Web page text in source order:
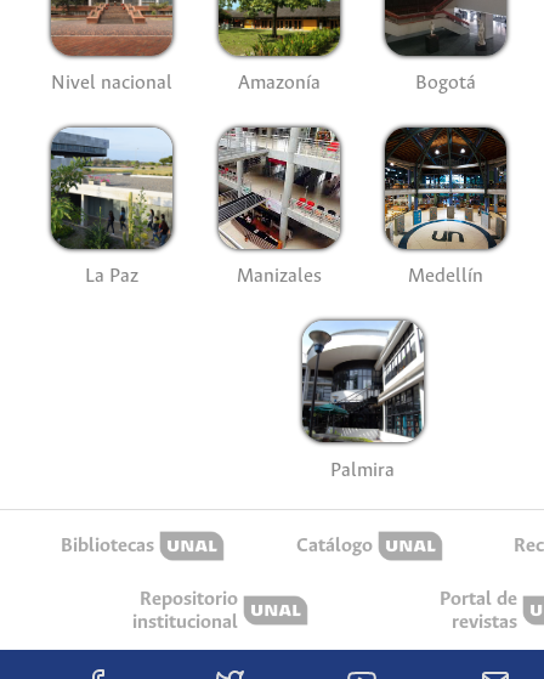
Nivel nacional Amazonía Bogotá
La Paz Manizales Medellín
Palmira
Bibliotecas Catálogo
Repositorio
institucional
Portal de
revistas